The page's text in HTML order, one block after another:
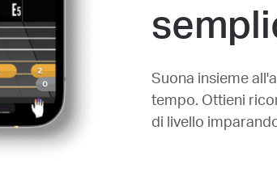
Suona insieme
tempo. Ottieni
di livello